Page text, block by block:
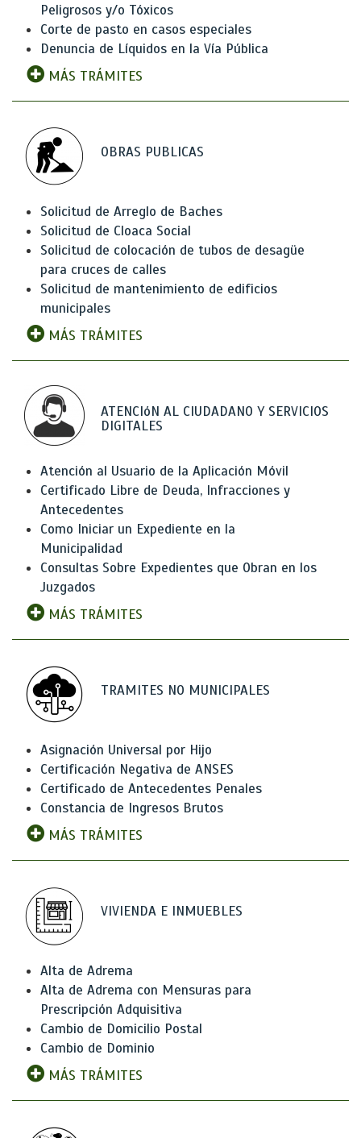
Peligrosos y/o Tóxicos
Corte de pasto en casos especiales
Denuncia de Líquidos en la Vía Pública
MÁS TRÁMITES
OBRAS PUBLICAS
Solicitud de Arreglo de Baches
Solicitud de Cloaca Social
Solicitud de colocación de tubos de desagüe
para cruces de calles
Solicitud de mantenimiento de edificios
municipales
MÁS TRÁMITES
ATENCIóN AL CIUDADANO Y SERVICIOS
DIGITALES
Atención al Usuario de la Aplicación Móvil
Certificado Libre de Deuda, Infracciones y
Antecedentes
Como Iniciar un Expediente en la
Municipalidad
Consultas Sobre Expedientes que Obran en los
Juzgados
MÁS TRÁMITES
TRAMITES NO MUNICIPALES
Asignación Universal por Hijo
Certificación Negativa de ANSES
Certificado de Antecedentes Penales
Constancia de Ingresos Brutos
MÁS TRÁMITES
VIVIENDA E INMUEBLES
Alta de Adrema
Alta de Adrema con Mensuras para
Prescripción Adquisitiva
Cambio de Domicilio Postal
Cambio de Dominio
MÁS TRÁMITES